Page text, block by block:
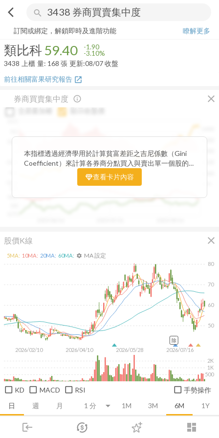
arrow_back_ios search
login dashboard
市場 登入
類比科 59.40 -3.10%
訂閱或綁定，解鎖即時及進階功能
瞭解更多
類比科 59.40 -1.90
-3.10%
3438
上櫃 量: 168 張 更新:08/07 收盤
前往相關富果研究報告 open_in_new
券商買賣集中度 close
info_outline
1300
0.85
本指標透過經濟學用於計算貧富差距之吉尼係數（Gini
Coefficient）來計算各券商分點買入與賣出單一個股的
集中程度。可做為籌碼面分析的一個重要參考。
查看卡片內容
股價K線 close
日 週 月 1M 3M 6M 1Y
2026/02/10 2026/04/10 2026/05/28 2026/07/16
50
60
70
80
500
1K
2K
5MA: 10MA: 20MA: 60MA: settings MA 設定
除
KD MACD RSI 手勢操作
推薦卡片 技術面 消息面 財務報